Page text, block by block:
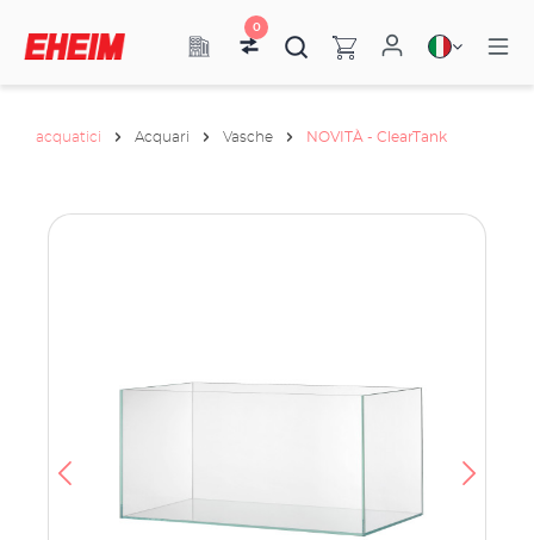
0
acquatici Acquari Vasche NOVITÀ - ClearTank